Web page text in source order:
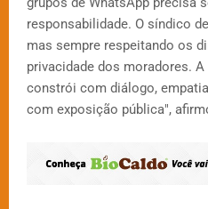
responsabilidade. O síndico
mas sempre respeitando os
privacidade dos moradores.
constrói com diálogo,
com exposição pública",